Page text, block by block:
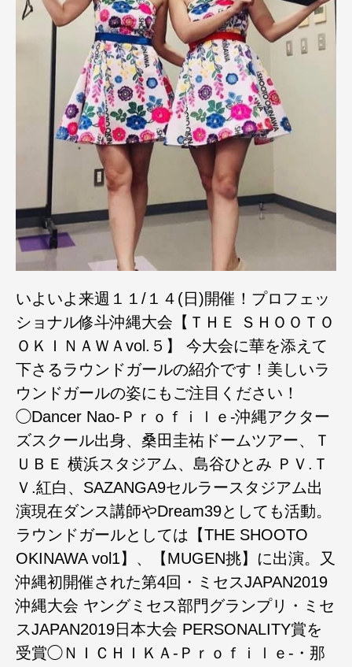
いよいよ来週１１/１４(日)開催！プロフェッ
ショナル修斗沖縄大会【ＴＨＥ ＳＨＯＯＴＯ
ＯＫＩＮＡＷＡvol.５】 今大会に華を添えて
下さるラウンドガールの紹介です！美しいラ
ウンドガールの姿にもご注目ください！
◯Dancer Nao-Ｐｒｏｆｉｌｅ-沖縄アクター
ズスクール出身、桑田圭祐ドームツアー、Ｔ
ＵＢＥ 横浜スタジアム、島谷ひとみ ＰＶ.Ｔ
Ｖ.紅白、SAZANGA9セルラースタジアム出
演現在ダンス講師やDream39としても活動。
ラウンドガールとしては【THE SHOOTO
OKINAWA vol1】、【MUGEN挑】に出演。又
沖縄初開催された第4回・ミセスJAPAN2019
沖縄大会 ヤングミセス部門グランプリ・ミセ
スJAPAN2019日本大会 PERSONALITY賞を
受賞◯ＮＩＣＨＩＫＡ-Ｐｒｏｆｉｌｅ-・那